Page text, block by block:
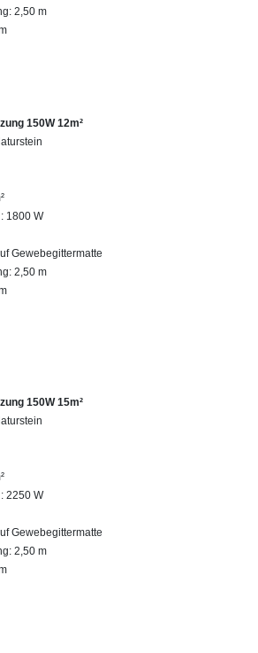
2,50 m
150W 12m²
1800 W
Gewebegittermatte
2,50 m
150W 15m²
2250 W
Gewebegittermatte
2,50 m